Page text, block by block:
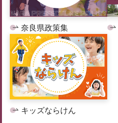
奈良県政策集
キッズならけん